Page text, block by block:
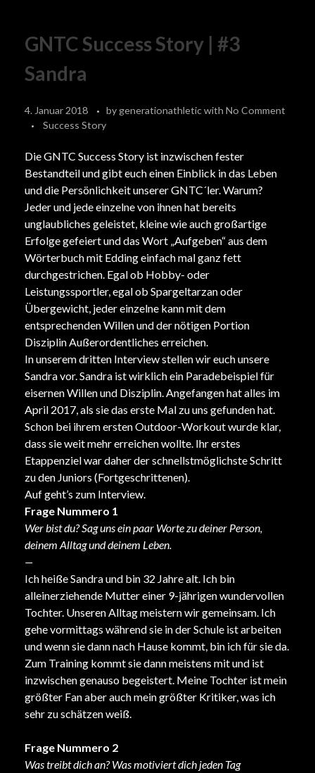
GNTC Success Story | #3
Sandra
4. Januar 2018 by generationathleticwith No Comment
Success Story
Die GNTC Success Story ist inzwischen fester
Bestandteil und gibt euch einen Einblick in das Leben
und die Persönlichkeit unserer GNTC´ler. Warum?
Jeder und jede einzelne von ihnen hat bereits
unglaubliches geleistet, kleine wie auch großartige
Erfolge gefeiert und das Wort „Aufgeben“ aus dem
Wörterbuch mit Edding einfach mal ganz fett
durchgestrichen. Egal ob Hobby- oder
Leistungssportler, egal ob Spargeltarzan oder
Übergewicht, jeder einzelne kann mit dem
entsprechenden Willen und der nötigen Portion
Disziplin Außerordentliches erreichen.
In unserem dritten Interview stellen wir euch unsere
Sandra vor. Sandra ist wirklich ein Paradebeispiel für
eisernen Willen und Disziplin. Angefangen hat alles im
April 2017, als sie das erste Mal zu uns gefunden hat.
Schon bei ihrem ersten Outdoor-Workout wurde klar,
dass sie weit mehr erreichen wollte. Ihr erstes
Etappenziel war daher der schnellstmöglichste Schritt
zu den Juniors (Fortgeschrittenen).
Auf geht’s zum Interview.
Frage Nummero 1
Wer bist du? Sag uns ein paar Worte zu deiner Person,
deinem Alltag und deinem Leben.
—
Ich heiße Sandra und bin 32 Jahre alt. Ich bin
alleinerziehende Mutter einer 9-jährigen wundervollen
Tochter. Unseren Alltag meistern wir gemeinsam. Ich
gehe vormittags während sie in der Schule ist arbeiten
und wenn sie dann nach Hause kommt, bin ich für sie da.
Zum Training kommt sie dann meistens mit und ist
inzwischen genauso begeistert. Meine Tochter ist mein
größter Fan aber auch mein größter Kritiker, was ich
sehr zu schätzen weiß.
Frage Nummero 2
Was treibt dich an? Was motiviert dich jeden Tag